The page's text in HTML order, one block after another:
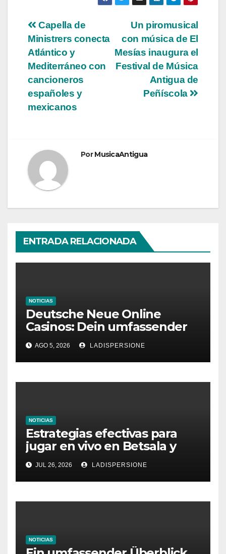
Navegación
de
entradas
Un piromusical
con música de El
Mesías inaugura el
Festival de Música
Antigua de
Peñíscola
Capella de
Ministrers conecta
Atlántico y
Mediterráneo con
cancioneros
españoles y
mexicanos
PorMusicaAntigua
ENTRADA RELACIONADA
NOTICIAS
Deutsche Neue Online
Casinos: Dein umfassender
Ratgeber für moderne
Glücksspielplattformen
AGO 5, 2026 LADISPERSIONE
NOTICIAS
Estrategias efectivas para
jugar en vivo en Betsala y
aumentar tus ganancias
JUL 26, 2026 LADISPERSIONE
NOTICIAS